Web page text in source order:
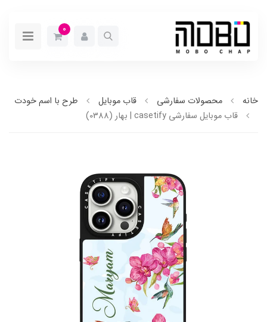
0
خانه محصولات سفارشی قاب موبایل
طرح با اسم خودت
قاب موبایل سفارشی casetify | بهار (0388)